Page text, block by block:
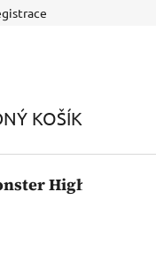
KOŠÍK
High